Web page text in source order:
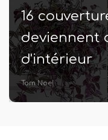
16
deviennent
d'intérieur
Tom Noel